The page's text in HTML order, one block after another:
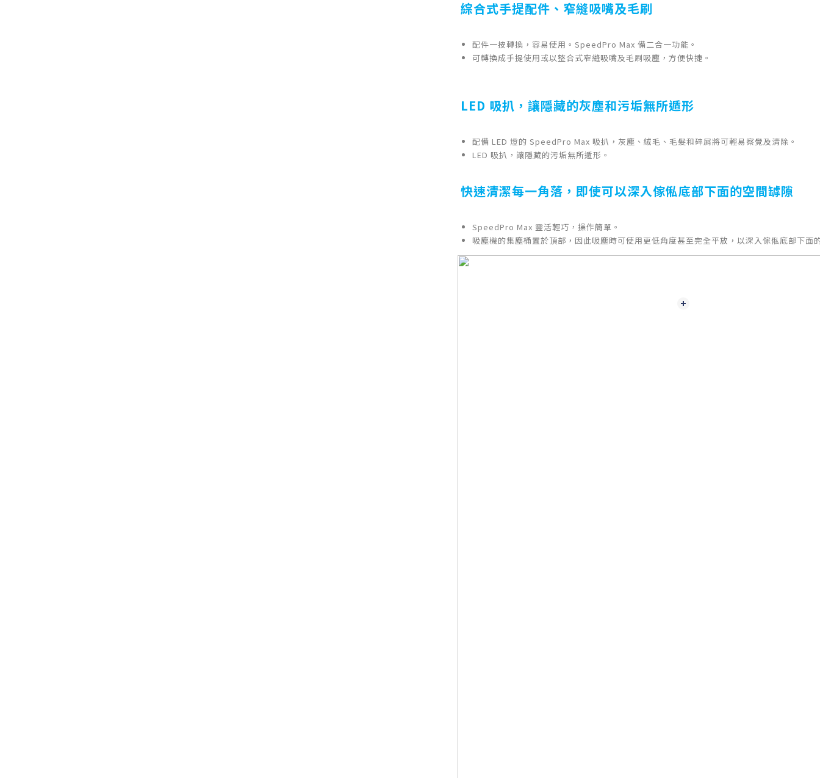
綜合式手提配件、窄縫吸嘴及毛刷
配件一按轉換，容易使用。SpeedPro Max 備二合一功能。
可轉換成手提使用或以整合式窄縫吸嘴及毛刷吸塵，方便快捷。
LED 吸扒，讓隱藏的灰塵和污垢無所遁形
配備 LED 燈的 SpeedPro Max 吸扒，灰塵、絨毛、毛髮和碎屑將可輕易察覺及清除。
LED 吸扒，讓隱藏的污垢無所遁形。
快速清潔每一角落，即使可以深入傢俬底部下面的空間罅隙
SpeedPro Max 靈活輕巧，操作簡單。
吸塵機的集塵桶置於頂部，因此吸塵時可使用更低角度甚至完全平放，以深入傢俬底部下面